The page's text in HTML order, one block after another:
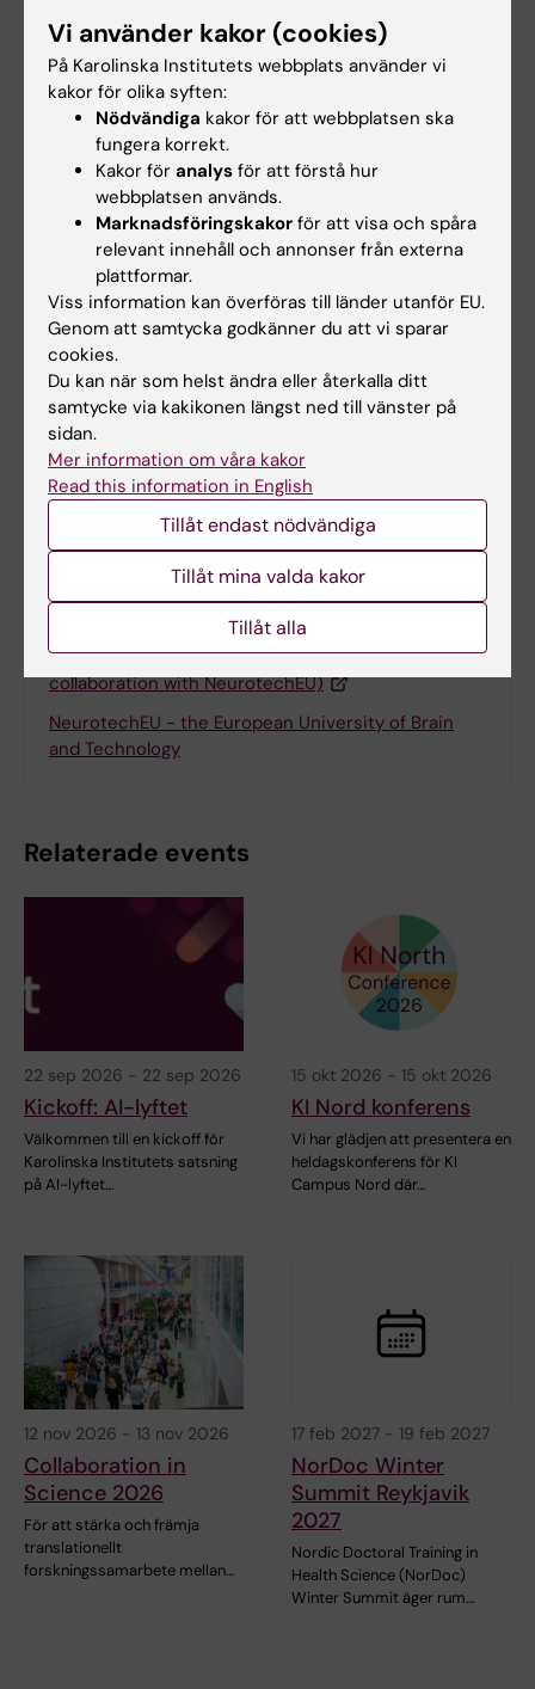
Maria Olsson
Project manager NeurotechEU
Telefon:
+46852486968
E-post:
maria.olsson@ki.se
Innehållsgranskare:
Maria Olsson
Redaktör:Emma Hägg
Sidan uppdaterad: 2026-05-04
Dela
Relaterat
FAIR Brain Data Science Bootcamp 2026 (in
collaboration with NeurotechEU)
NeurotechEU - the European University of Brain
and Technology
Relaterade events
22 sep 2026 - 22 sep 2026
Kickoff: AI-lyftet
Välkommen till en kickoff för
Karolinska Institutets satsning
på AI-lyftet…
15 okt 2026 - 15 okt 2026
KI Nord konferens
Vi har glädjen att presentera en
heldagskonferens för KI
Campus Nord där…
12 nov 2026 - 13 nov 2026
Collaboration in
Science 2026
För att stärka och främja
translationellt
forskningssamarbete mellan…
17 feb 2027 - 19 feb 2027
NorDoc Winter
Summit Reykjavik
2027
Nordic Doctoral Training in
Health Science (NorDoc)
Winter Summit äger rum…
Vi använder kakor (cookies)
På Karolinska Institutets webbplats använder vi
kakor för olika syften:
Nödvändiga kakor för att webbplatsen ska
fungera korrekt.
Kakor för analys för att förstå hur
webbplatsen används.
Marknadsföringskakor för att visa och spåra
relevant innehåll och annonser från externa
plattformar.
Viss information kan överföras till länder utanför EU.
Genom att samtycka godkänner du att vi sparar
cookies.
Du kan när som helst ändra eller återkalla ditt
samtycke via kakikonen längst ned till vänster på
sidan.
Mer information om våra kakor
Read this information in English
Tillåt endast nödvändiga
Tillåt mina valda kakor
Tillåt alla